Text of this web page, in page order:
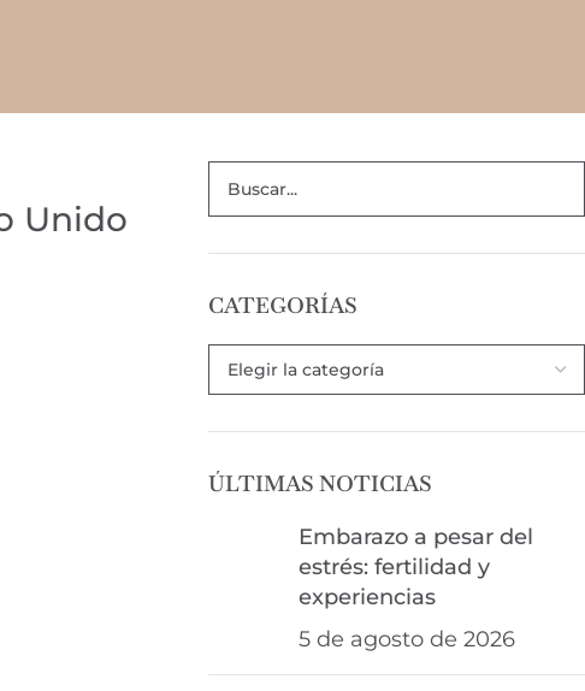
Unido
CATEGORÍAS
ÚLTIMAS NOTICIAS
Embarazo a pesar del
estrés: fertilidad y
experiencias
5 de agosto de 2026